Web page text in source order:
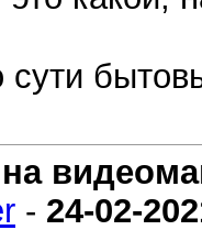
сути
- 24-02-